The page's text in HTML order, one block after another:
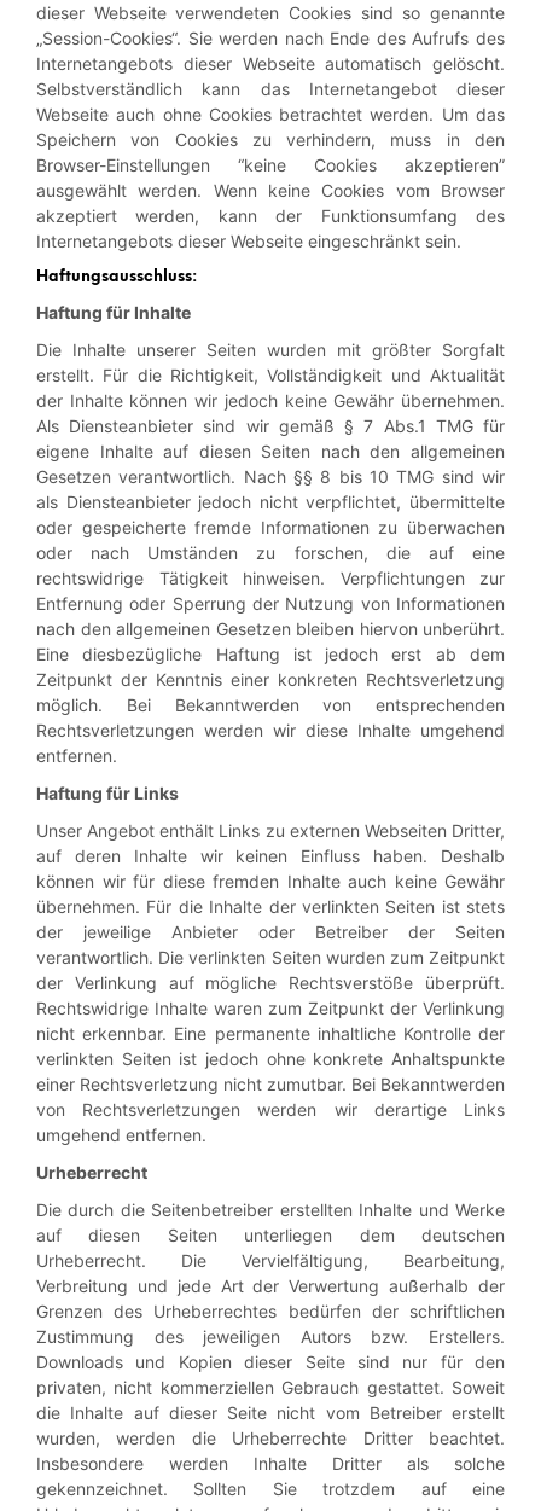
dieser Webseite verwendeten Cookies sind so genannte
„Session-Cookies“. Sie werden nach Ende des Aufrufs des
Internetangebots dieser Webseite automatisch gelöscht.
Selbstverständlich kann das Internetangebot dieser
Webseite auch ohne Cookies betrachtet werden. Um das
Speichern von Cookies zu verhindern, muss in den
Browser-Einstellungen “keine Cookies akzeptieren”
ausgewählt werden. Wenn keine Cookies vom Browser
akzeptiert werden, kann der Funktionsumfang des
Internetangebots dieser Webseite eingeschränkt sein.
Haftungsausschluss:
Haftung für Inhalte
Die Inhalte unserer Seiten wurden mit größter Sorgfalt
erstellt. Für die Richtigkeit, Vollständigkeit und Aktualität
der Inhalte können wir jedoch keine Gewähr übernehmen.
Als Diensteanbieter sind wir gemäß § 7 Abs.1 TMG für
eigene Inhalte auf diesen Seiten nach den allgemeinen
Gesetzen verantwortlich. Nach §§ 8 bis 10 TMG sind wir
als Diensteanbieter jedoch nicht verpflichtet, übermittelte
oder gespeicherte fremde Informationen zu überwachen
oder nach Umständen zu forschen, die auf eine
rechtswidrige Tätigkeit hinweisen. Verpflichtungen zur
Entfernung oder Sperrung der Nutzung von Informationen
nach den allgemeinen Gesetzen bleiben hiervon unberührt.
Eine diesbezügliche Haftung ist jedoch erst ab dem
Zeitpunkt der Kenntnis einer konkreten Rechtsverletzung
möglich. Bei Bekanntwerden von entsprechenden
Rechtsverletzungen werden wir diese Inhalte umgehend
entfernen.
Haftung für Links
Unser Angebot enthält Links zu externen Webseiten Dritter,
auf deren Inhalte wir keinen Einfluss haben. Deshalb
können wir für diese fremden Inhalte auch keine Gewähr
übernehmen. Für die Inhalte der verlinkten Seiten ist stets
der jeweilige Anbieter oder Betreiber der Seiten
verantwortlich. Die verlinkten Seiten wurden zum Zeitpunkt
der Verlinkung auf mögliche Rechtsverstöße überprüft.
Rechtswidrige Inhalte waren zum Zeitpunkt der Verlinkung
nicht erkennbar. Eine permanente inhaltliche Kontrolle der
verlinkten Seiten ist jedoch ohne konkrete Anhaltspunkte
einer Rechtsverletzung nicht zumutbar. Bei Bekanntwerden
von Rechtsverletzungen werden wir derartige Links
umgehend entfernen.
Urheberrecht
Die durch die Seitenbetreiber erstellten Inhalte und Werke
auf diesen Seiten unterliegen dem deutschen
Urheberrecht. Die Vervielfältigung, Bearbeitung,
Verbreitung und jede Art der Verwertung außerhalb der
Grenzen des Urheberrechtes bedürfen der schriftlichen
Zustimmung des jeweiligen Autors bzw. Erstellers.
Downloads und Kopien dieser Seite sind nur für den
privaten, nicht kommerziellen Gebrauch gestattet. Soweit
die Inhalte auf dieser Seite nicht vom Betreiber erstellt
wurden, werden die Urheberrechte Dritter beachtet.
Insbesondere werden Inhalte Dritter als solche
gekennzeichnet. Sollten Sie trotzdem auf eine